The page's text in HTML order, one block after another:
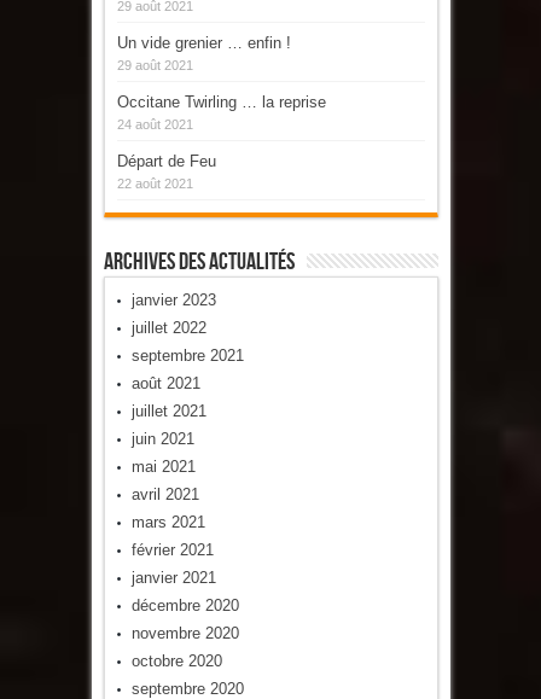
29 août 2021
Un vide grenier … enfin !
29 août 2021
Occitane Twirling … la reprise
24 août 2021
Départ de Feu
22 août 2021
Archives Des Actualités
janvier 2023
juillet 2022
septembre 2021
août 2021
juillet 2021
juin 2021
mai 2021
avril 2021
mars 2021
février 2021
janvier 2021
décembre 2020
novembre 2020
octobre 2020
septembre 2020